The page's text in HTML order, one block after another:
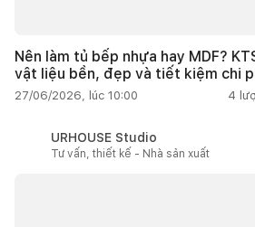
Nên làm tủ bếp nhựa hay MDF?
vật liệu bền, đẹp và tiết kiệm chi
27/06/2026, lúc 10:00 4
URHOUSE Studio
Tư vấn, thiết kế - Nhà sản xuất